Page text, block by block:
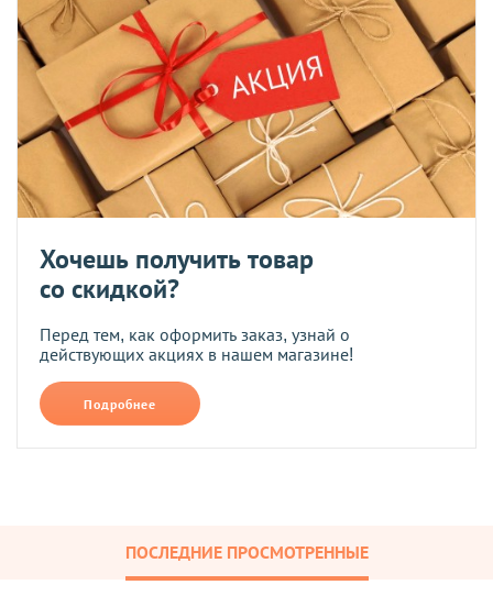
Хочешь получить товар
со скидкой?
Перед тем, как оформить заказ, узнай о
действующих акциях в нашем магазине!
Подробнее
ПОСЛЕДНИЕ ПРОСМОТРЕННЫЕ